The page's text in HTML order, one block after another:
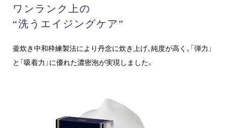
ワンランク上の
“洗うエイジングケア”
釜炊き中和枠練製法により丹念に炊き上げ、純度が高く、「弾力」
と「吸着力」に優れた濃密泡が実現しました。